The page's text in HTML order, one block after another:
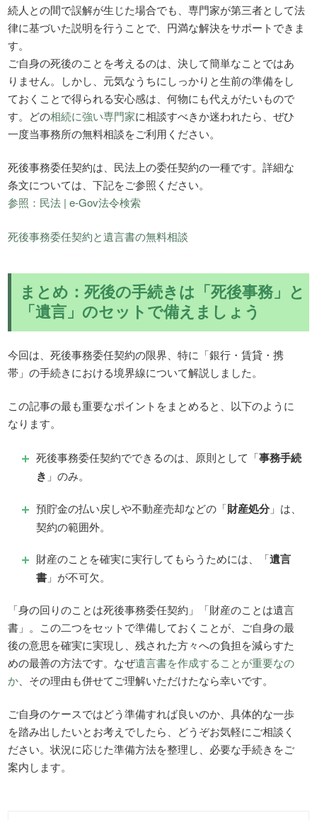
続人との間で誤解が生じた場合でも、専門家が第三者として法
律に基づいた説明を行うことで、円満な解決をサポートできま
す。
ご自身の死後のことを考えるのは、決して簡単なことではあ
りません。しかし、元気なうちにしっかりと生前の準備をし
ておくことで得られる安心感は、何物にも代えがたいもので
す。どの相続に強い専門家に相談すべきか迷われたら、ぜひ
一度当事務所の無料相談をご利用ください。
死後事務委任契約は、民法上の委任契約の一種です。詳細な
条文については、下記をご参照ください。
参照：民法 | e-Gov法令検索
死後事務委任契約と遺言書の無料相談
まとめ：死後の手続きは「死後事務」と
「遺言」のセットで備えましょう
今回は、死後事務委任契約の限界、特に「銀行・賃貸・携
帯」の手続きにおける境界線について解説しました。
この記事の最も重要なポイントをまとめると、以下のように
なります。
死後事務委任契約でできるのは、原則として「事務手続
き 」のみ。
預貯金の払い戻しや不動産売却などの「財産処分」は、
契約の範囲外。
財産のことを確実に実行してもらうためには、「遺言
書 」が不可欠。
「身の回りのことは死後事務委任契約」「財産のことは遺言
書」。この二つをセットで準備しておくことが、ご自身の最
後の意思を確実に実現し、残された方々への負担を減らすた
めの最善の方法です。なぜ遺言書を作成することが重要なの
か 、その理由も併せてご理解いただけたなら幸いです。
ご自身のケースではどう準備すれば良いのか、具体的な一歩
を踏み出したいとお考えでしたら、どうぞお気軽にご相談く
ださい。状況に応じた準備方法を整理し、必要な手続きをご
案内します。